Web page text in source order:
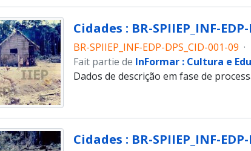
Cidades : BR-SPIIEP_INF-
BR-SPIIEP_INF-EDP-DPS_CID-001-09 ·
Fait partie de InFormar : Cultura e
Dados de descrição em fase de
Cidades : BR-SPIIEP_INF-